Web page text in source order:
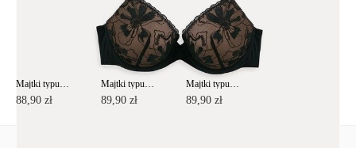
Majtki typu "figi" ze średnim stanem SECRET GARDEN TP1179
88,90 zł
Majtki typu "figi" ze średnim stanem SECRET GARDEN TP2178
89,90 zł
Majtki typu "figi" ze średnim stanem SECRET GARDEN TP2178
89,90 zł